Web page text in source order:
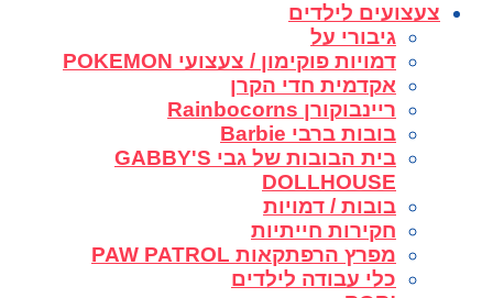
צעצועים לילדים
גיבורי על
דמויות פוקימון / צעצועי POKEMON
אקדמית חדי הקרן
ריינבוקורן Rainbocorns
בובות ברבי Barbie
בית הבובות של גבי GABBY'S
DOLLHOUSE
בובות / דמויות
חקירות חייתיות
מפרץ הרפתקאות PAW PATROL
כלי עבודה לילדים